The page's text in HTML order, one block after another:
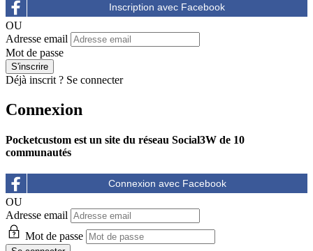
OU
Adresse email
Mot de passe
Déjà inscrit ? Se connecter
Connexion
Pocketcustom est un site du réseau Social3W de 10
communautés
OU
Adresse email
Mot de passe